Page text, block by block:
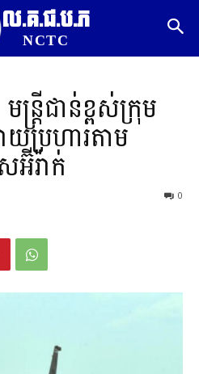
ល.គ.ជ.ប.ភ
NCTC
ត្រីជាន់ខ្ពស់ក្រុម​
យប្រហារតាម
អ៊ីរ៉ាក់
0